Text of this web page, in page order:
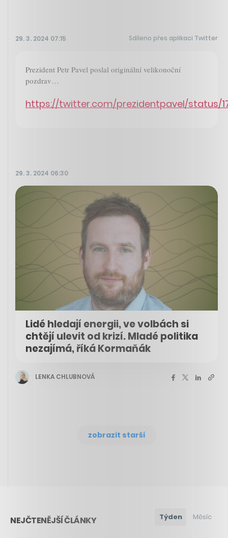
29. 3. 2024 07:15 Sdíleno přes aplikaci Twitter
Prezident Petr Pavel poslal originální velikonoční
pozdrav…
https://twitter.com/prezidentpavel/status/
29. 3. 2024 06:30
Lidé hledají energii, ve volbách si
chtějí ulevit od krizí. Mladé politika
nezajímá, říká Kormaňák
LENKA CHLUBNOVÁ
zobrazit starší
NEJČTENĚJŠÍ ČLÁNKY Týden Měsíc